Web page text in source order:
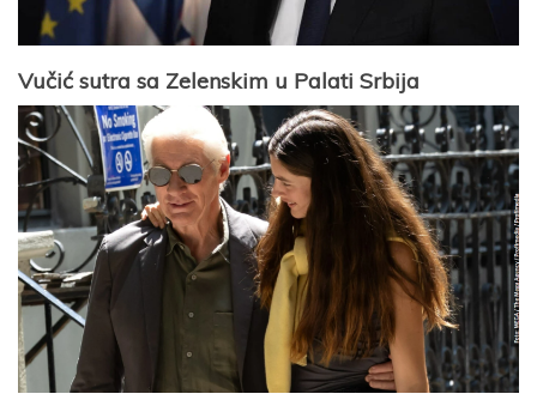
Vučić sutra sa Zelenskim u Palati Srbija